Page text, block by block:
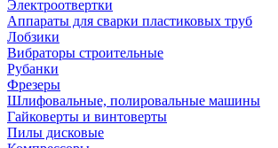
Электроотвертки
Аппараты для сварки пластиковых труб
Лобзики
Вибраторы строительные
Рубанки
Фрезеры
Шлифовальные, полировальные машины
Гайковерты и винтоверты
Пилы дисковые